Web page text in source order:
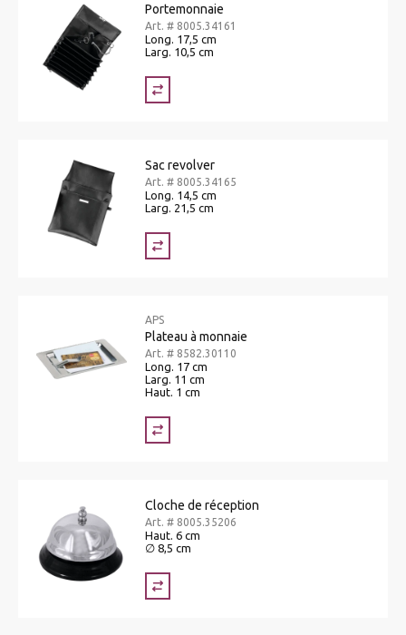
Portemonnaie
Art. # 8005.34161
Long. 17,5 cm
Larg. 10,5 cm
Sac revolver
Art. # 8005.34165
Long. 14,5 cm
Larg. 21,5 cm
APS
Plateau à monnaie
Art. # 8582.30110
Long. 17 cm
Larg. 11 cm
Haut. 1 cm
Cloche de réception
Art. # 8005.35206
Haut. 6 cm
∅ 8,5 cm